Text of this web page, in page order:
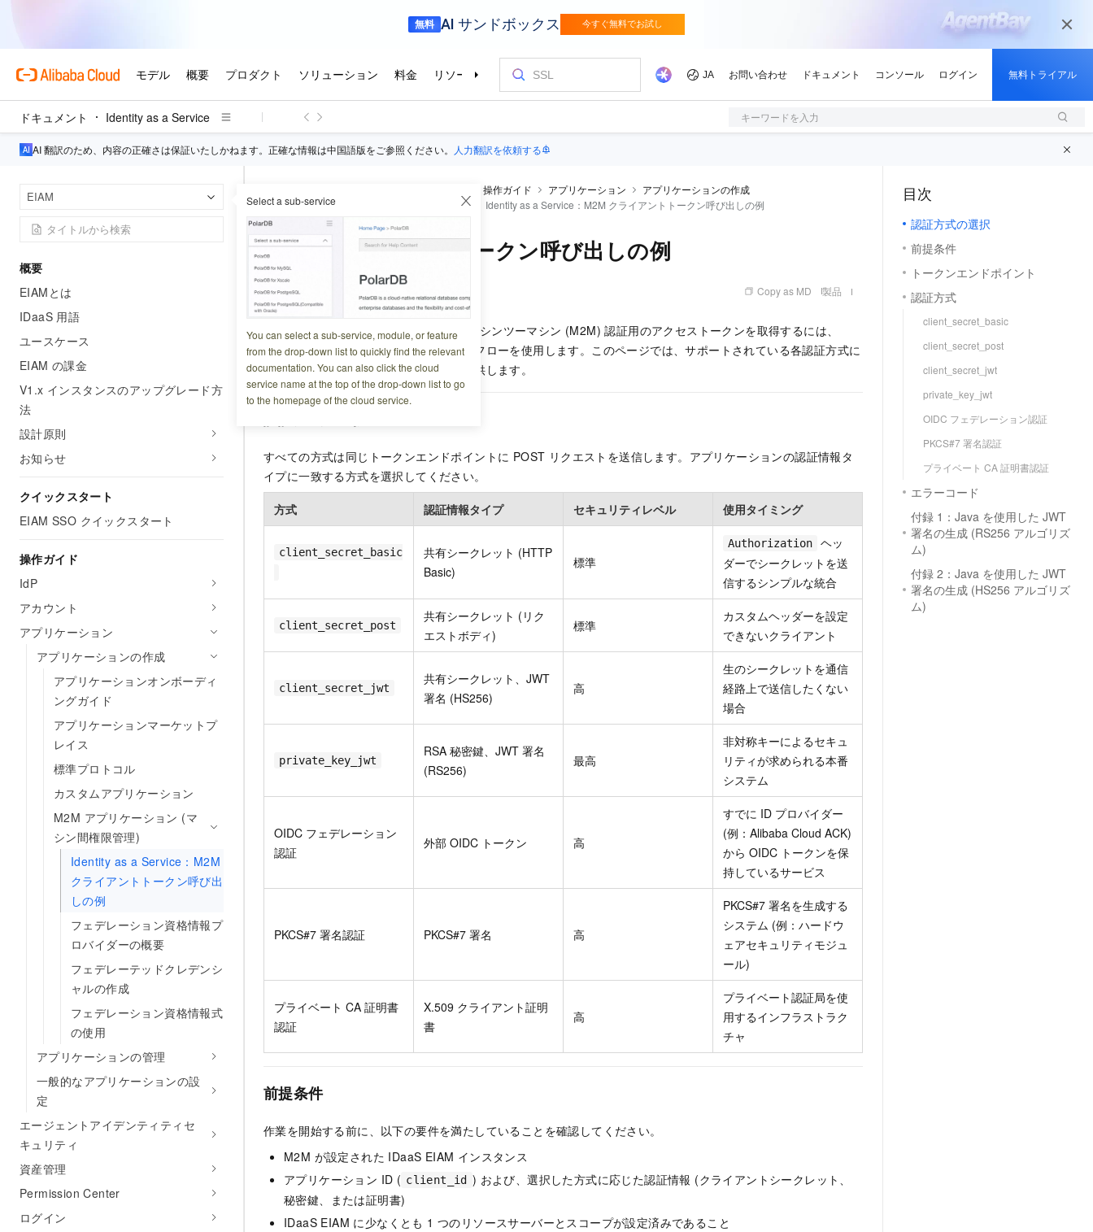
ドキュメント Identity as a Service キーワードを入力
AI 翻訳のため、内容の正確さは保証いたしかねます。正確な情報は中国語版をご参照ください。 人力翻訳を依頼する
EIAM Select a sub-service
You can select a sub-service, module, or feature
from the drop-down list to quickly find the relevant
documentation. You can also click the cloud
service name at the top of the drop-down list to go
to the homepage of the cloud service.
概要
EIAMとは
IDaaS 用語
ユースケース
EIAM の課金
V1.x インスタンスのアップグレード方
法
設計原則
お知らせ
クイックスタート
EIAM SSO クイックスタート
操作ガイド
IdP
アカウント
アプリケーション
アプリケーションの作成
アプリケーションオンボーディ
ングガイド
アプリケーションマーケットプ
レイス
標準プロトコル
カスタムアプリケーション
M2M アプリケーション (マ
シン間権限管理)
Identity as a Service：M2M
クライアントトークン呼び出
しの例
フェデレーション資格情報プ
ロバイダーの概要
フェデレーテッドクレデンシ
ャルの作成
フェデレーション資格情報式
の使用
アプリケーションの管理
一般的なアプリケーションの設
定
エージェントアイデンティティセ
キュリティ
資産管理
Permission Center
ログイン
操作ガイド アプリケーション
アプリケーションの作成
M2M アプリケーション (マシン間権限管理)
Identity as a Service：M2M クライアントトークン呼び出しの例
M2M クライアントトークン呼び出しの例
更新日時 Copy as MD 製品
Alibaba Cloud IDaaS (EIAM) におけるマシンツーマシン (M2M) 認証用のアクセストークンを取得するには、
OAuth 2.0 クライアントクレデンシャルフローを使用します。このページでは、サポートされている各認証方式に
ついて、リクエストおよび応答の例を提供します。
すべての方式は同じトークンエンドポイントに POST リクエストを送信します。アプリケーションの認証情報タ
イプに一致する方式を選択してください。
方式 認証情報タイプ セキュリティレベル 使用タイミング
client_secret_basic
共有シークレット (HTTP
Basic)
標準
Authorization
ヘッ
ダーでシークレットを送
信するシンプルな統合
client_secret_post
共有シークレット (リク
エストボディ)
標準
カスタムヘッダーを設定
できないクライアント
client_secret_jwt
共有シークレット、JWT
署名 (HS256)
高
生のシークレットを通信
経路上で送信したくない
場合
private_key_jwt
RSA 秘密鍵、JWT 署名
(RS256)
最高
非対称キーによるセキュ
リティが求められる本番
システム
OIDC フェデレーション
認証
外部 OIDC トークン 高
すでに ID プロバイダー
(例：Alibaba Cloud ACK)
から OIDC トークンを保
持しているサービス
PKCS#7 署名認証 PKCS#7 署名 高
PKCS#7 署名を生成する
システム (例：ハードウ
ェアセキュリティモジュ
ール)
プライベート CA 証明書
認証
X.509 クライアント証明
書
高
プライベート認証局を使
用するインフラストラク
チャ
前提条件
作業を開始する前に、以下の要件を満たしていることを確認してください。
M2M が設定された IDaaS EIAM インスタンス
アプリケーション ID ( client_id ) および、選択した方式に応じた認証情報 (クライアントシークレット、
秘密鍵、または証明書)
IDaaS EIAM に少なくとも 1 つのリソースサーバーとスコープが設定済みであること
目次
認証方式の選択
前提条件
トークンエンドポイント
認証方式
client_secret_basic
client_secret_post
client_secret_jwt
private_key_jwt
OIDC フェデレーション認証
PKCS#7 署名認証
プライベート CA 証明書認証
エラーコード
付録 1：Java を使用した JWT
署名の生成 (RS256 アルゴリズ
ム)
付録 2：Java を使用した JWT
署名の生成 (HS256 アルゴリズ
ム)